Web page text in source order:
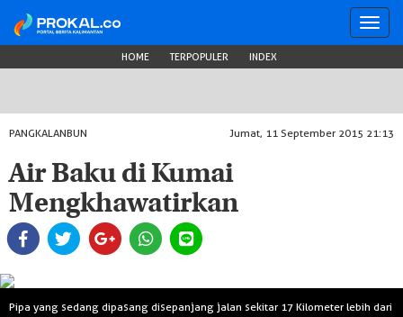
HOME TERPOPULER INDEX
PANGKALANBUN Jumat, 11 September 2015 21:13
Air Baku di Kumai
Mengkhawatirkan
Pipa yang sedang dipasang disepanjang jalan sekitar 17 Kilometer lebih dari